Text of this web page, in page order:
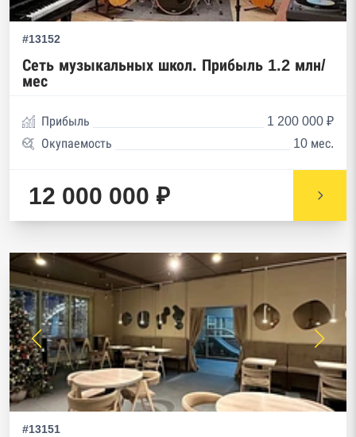
#13152
Сеть музыкальных школ. Прибыль 1.2 млн/
мес
Прибыль
1 200 000 ₽
Окупаемость
10 мес.
12 000 000 ₽
#13151